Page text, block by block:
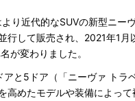
り近代的なSUVの新型ニー
行して販売され、2021年1月
が変わりました。
と5ドア（「ニーヴァ トラ
高めたモデルや装備によって